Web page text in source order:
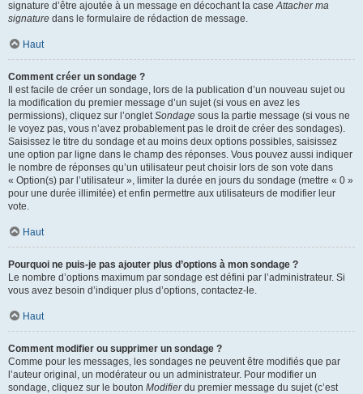
signature d’être ajoutée à un message en décochant la caseAttacher ma
signature dans le formulaire de rédaction de message.
Haut
Comment créer un sondage ?
Il est facile de créer un sondage, lors de la publication d’un nouveau sujet ou
la modification du premier message d’un sujet (si vous en avez les
permissions), cliquez sur l’ongletSondage sous la partie message (si vous ne
le voyez pas, vous n’avez probablement pas le droit de créer des sondages).
Saisissez le titre du sondage et au moins deux options possibles, saisissez
une option par ligne dans le champ des réponses. Vous pouvez aussi indiquer
le nombre de réponses qu’un utilisateur peut choisir lors de son vote dans
« Option(s) par l’utilisateur », limiter la durée en jours du sondage (mettre « 0 »
pour une durée illimitée) et enfin permettre aux utilisateurs de modifier leur
vote.
Haut
Pourquoi ne puis-je pas ajouter plus d’options à mon sondage ?
Le nombre d’options maximum par sondage est défini par l’administrateur. Si
vous avez besoin d’indiquer plus d’options, contactez-le.
Haut
Comment modifier ou supprimer un sondage ?
Comme pour les messages, les sondages ne peuvent être modifiés que par
l’auteur original, un modérateur ou un administrateur. Pour modifier un
sondage, cliquez sur le bouton Modifierdu premier message du sujet (c’est